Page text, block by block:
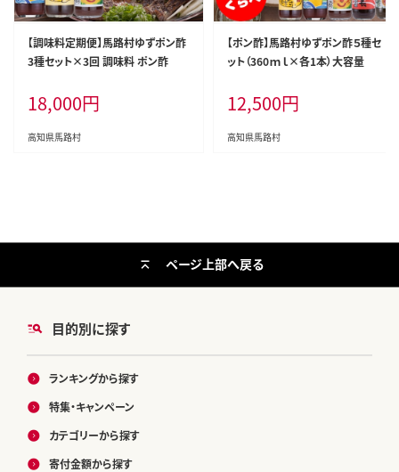
【調味料定期便】馬路村ゆずポン酢
3種セット×3回 調味料 ポン酢
18,000円
高知県馬路村
【ポン酢】馬路村ゆずポン酢５種セ
ット（360ｍｌ×各1本）大容量
12,500円
高知県馬路村
目的別に探す
ランキングから探す
特集・キャンペーン
カテゴリーから探す
寄付金額から探す
ページ上部へ戻る